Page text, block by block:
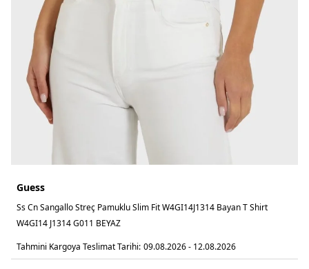
Guess
Ss Cn Sangallo Streç Pamuklu Slim Fit W4GI14J1314 Bayan T Shirt
W4GI14 J1314 G011 BEYAZ
Tahmini Kargoya Teslimat Tarihi: 09.08.2026 - 12.08.2026